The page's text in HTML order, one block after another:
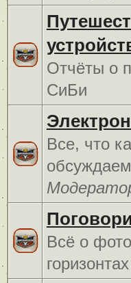
Отчёты о
СиБи
Все, что
Всё о